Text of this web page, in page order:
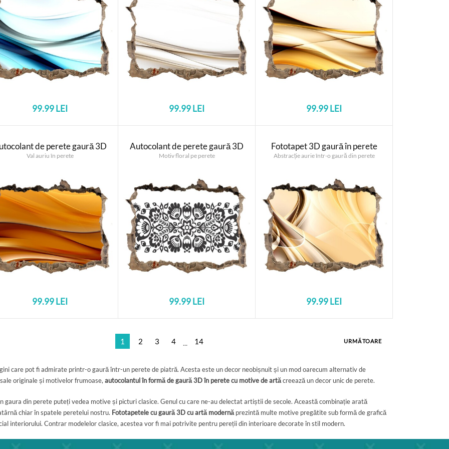
99.99 LEI 99.99 LEI 99.99 LEI
de perete gaură 3D
Val auriu în perete
99.99 LEI
Autocolant de perete gaură 3D
Motiv floral pe perete
99.99 LEI
Fototapet 3D gaură în perete
Abstracție aurie într-o gaură din perete
99.99 LEI
1 2 3 4 ... 14 URMĂTOARE
care pot fi admirate printr-o gaură într-un perete de piatră. Acesta este un decor neobișnuit și un mod oarecum alternativ de
originale și motivelor frumoase, autocolantul în formă de gaură 3D în perete cu motive de artăcreează un decor unic de perete.
din perete puteți vedea motive și picturi clasice. Genul cu care ne-au delectat artiștii de secole. Această combinație arată
chiar în spatele peretelui nostru. Fototapetele cu gaură 3D cu artă modernă prezintă multe motive pregătite sub formă de grafică
interiorului. Contrar modelelor clasice, acestea vor fi mai potrivite pentru pereții din interioare decorate în stil modern.